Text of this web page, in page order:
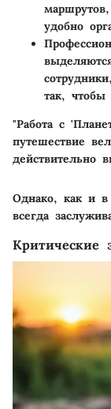
удобно
так, чтобы
"Работа с
путешествие
действительно
Однако, как и
всегда
Критические